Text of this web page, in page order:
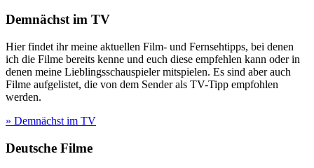
Demnächst im TV
Hier findet ihr meine aktuellen Film- und Fernsehtipps, bei denen
ich die Filme bereits kenne und euch diese empfehlen kann oder in
denen meine Lieblingsschauspieler mitspielen. Es sind aber auch
Filme aufgelistet, die von dem Sender als TV-Tipp empfohlen
werden.
» Demnächst im TV
Deutsche Filme